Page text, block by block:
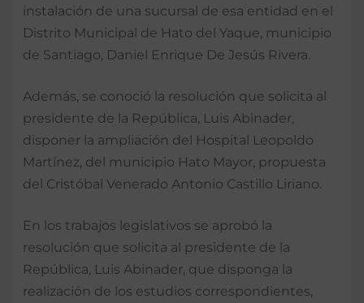
instalación de una sucursal de esa entidad en el
Distrito Municipal de Hato del Yaque, municipio
de Santiago, Daniel Enrique De Jesús Rivera.
Además, se conoció la resolución que solicita al
presidente de la República, Luis Abinader,
disponer la ampliación del Hospital Leopoldo
Martínez, del municipio Hato Mayor, propuesta
del Cristóbal Venerado Antonio Castillo Liriano.
En los trabajos legislativos se aprobó la
resolución que solicita al presidente de la
República, Luis Abinader, que disponga la
realización de los estudios correspondientes,